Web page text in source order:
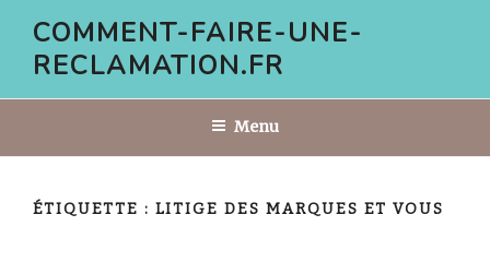
contenu
COMMENT-FAIRE-UNE-
RECLAMATION.FR
Menu
ÉTIQUETTE : LITIGE DES MARQUES ET VOUS